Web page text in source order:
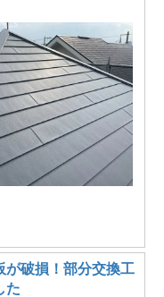
が破損！部分交換工
た